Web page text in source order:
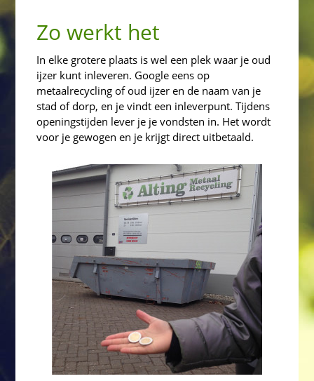
Zo werkt het
In elke grotere plaats is wel een plek waar je oud
ijzer kunt inleveren. Google eens op
metaalrecycling of oud ijzer en de naam van je
stad of dorp, en je vindt een inleverpunt. Tijdens
openingstijden lever je je vondsten in. Het wordt
voor je gewogen en je krijgt direct uitbetaald.